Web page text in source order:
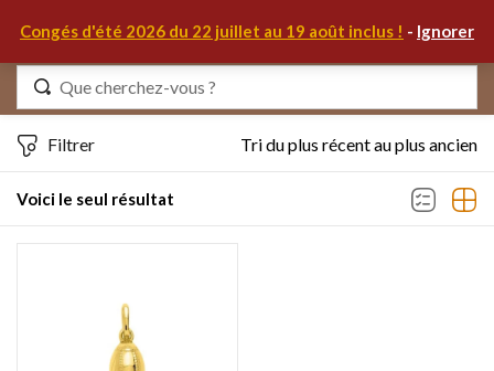
Congés d'été 2026 du 22 juillet au 19 août inclus ! - Ignorer
Voici le seul résultat
Filtrer Tri du plus récent au plus ancien
Identifiez-vous